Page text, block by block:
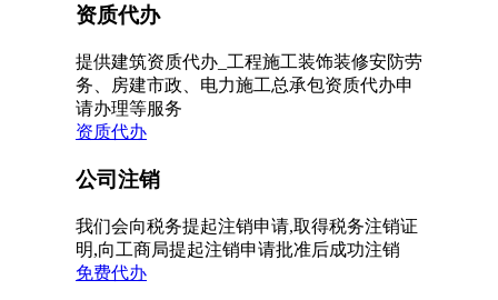
资质代办
提供建筑资质代办_工程施工装饰装修安防劳
务、房建市政、电力施工总承包资质代办申
请办理等服务
资质代办
公司注销
我们会向税务提起注销申请,取得税务注销证
明,向工商局提起注销申请批准后成功注销
免费代办